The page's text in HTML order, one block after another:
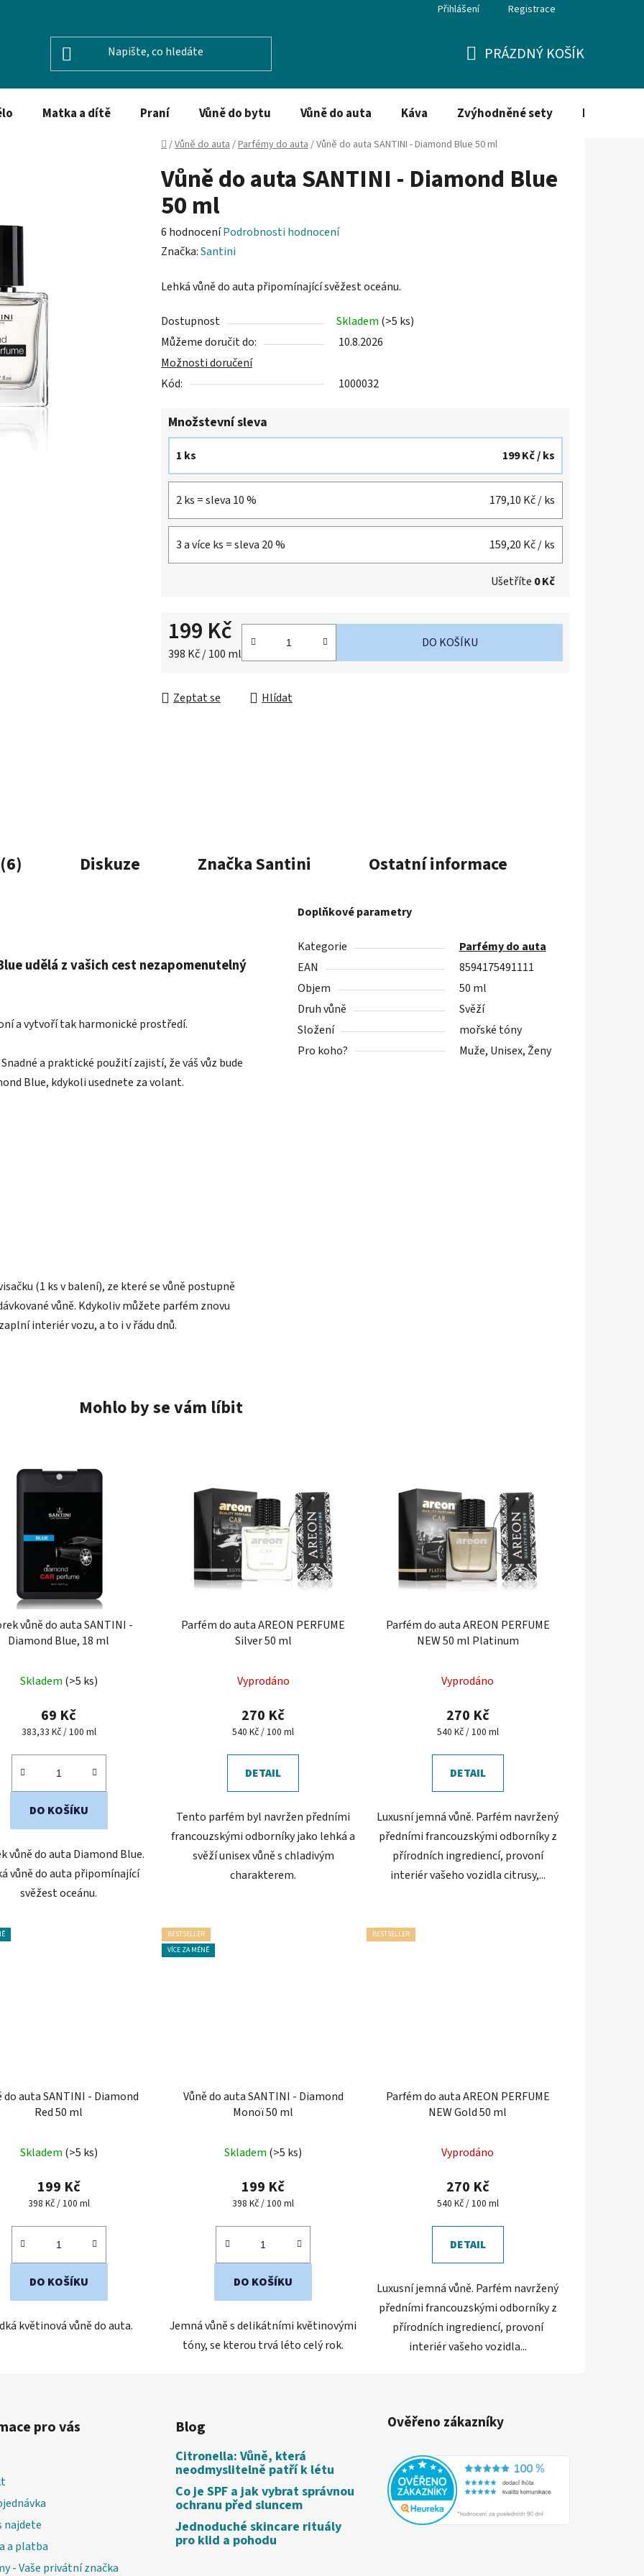
Přihlášení Registrace
KOŠÍK
PRÁZDNÝ KOŠÍK
Matka a dítě Praní Vůně do bytu Vůně do auta Káva Zvýhodněné sety Dezinfekce
Domů
/Vůně do auta/Parfémy do auta/Vůně do auta SANTINI - Diamond Blue 50 ml
Vůně do auta SANTINI - Diamond Blue
50 ml
Průměrné
hodnocení
je
z
5
hvězdiček.
6 hodnoceníPodrobnosti hodnocení
Značka:Santini
Lehká vůně do auta připomínající svěžest oceánu.
Dostupnost Skladem (>5 ks)
Můžeme doručit do:
10.8.2026
Možnosti doručení
Kód:
1000032
Množstevní sleva
1 ks 199 Kč/ ks
2 ks = sleva 10 % 179,10 Kč/ ks
3 a více ks = sleva 20 % 159,20 Kč/ ks
Ušetříte 0 Kč
199 Kč
Měrná cena:
398 Kč / 100 ml
DO KOŠÍKU
Zeptat se Hlídat
Diskuze ZnačkaSantini Ostatní informace
udělá z vašich cest nezapomenutelný
a vytvoří tak harmonické prostředí.
Snadné a praktické použití zajistí, že váš vůz bude
Blue, kdykoli usednete za volant.
(1 ks v balení), ze které se vůně postupně
vůně. Kdykoliv můžete parfém znovu
interiér vozu, a to i v řádu dnů.
Doplňkové parametry
Kategorie
Parfémy do auta
EAN
8594175491111
Objem
50 ml
Druh vůně
Svěží
Složení
mořské tóny
Pro koho?
Muže, Unisex, Ženy
Mohlo by se vám líbit
vůně do auta SANTINI -
Diamond Blue, 18 ml
Skladem (>5 ks)
69 Kč
Měrná
383,33 Kč / 100 ml
DO KOŠÍKU
vůně do auta Diamond Blue.
vůně do auta připomínající
svěžest oceánu.
Parfém do auta AREON PERFUME
Silver 50 ml
Vyprodáno
270 Kč
Měrná
540 Kč / 100 ml
DETAIL
Tento parfém byl navržen předními
francouzskými odborníky jako lehká a
svěží unisex vůně s chladivým
charakterem.
Parfém do auta AREON PERFUME
NEW 50 ml Platinum
hodnocení
produktu
je
z
Vyprodáno
270 Kč
Měrná
540 Kč / 100 ml
DETAIL
Luxusní jemná vůně. Parfém navržený
předními francouzskými odborníky z
přírodních ingrediencí, provoní
interiér vašeho vozidla citrusy,...
do auta SANTINI - Diamond
Red 50 ml
hodnocení
produktu
je
z
hvězdiček.
Skladem (>5 ks)
199 Kč
Měrná
398 Kč / 100 ml
DO KOŠÍKU
květinová vůně do auta.
BESTSELLER
VÍCE ZA MÉNĚ
Vůně do auta SANTINI - Diamond
Monoï 50 ml
hodnocení
produktu
je
z
hvězdiček.
Skladem (>5 ks)
199 Kč
Měrná
398 Kč / 100 ml
DO KOŠÍKU
Jemná vůně s delikátními květinovými
tóny, se kterou trvá léto celý rok.
BESTSELLER
Parfém do auta AREON PERFUME
NEW Gold 50 ml
Vyprodáno
270 Kč
Měrná
540 Kč / 100 ml
DETAIL
Luxusní jemná vůně. Parfém navržený
předními francouzskými odborníky z
přírodních ingrediencí, provoní
interiér vašeho vozidla...
pro vás
najdete
a platba
- Vaše privátní značka
Blog
Citronella: Vůně, která
neodmyslitelně patří k létu
Co je SPF a jak vybrat správnou
ochranu před sluncem
Jednoduché skincare rituály
pro klid a pohodu
Ověřeno zákazníky